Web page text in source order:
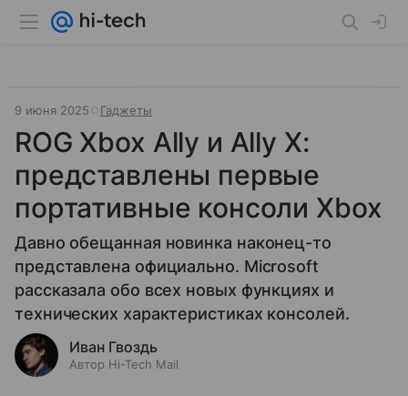
9 июня 2025 Гаджеты
ROG Xbox Ally и Ally X:
представлены первые
портативные консоли Xbox
Давно обещанная новинка наконец-то
представлена официально. Microsoft
рассказала обо всех новых функциях и
технических характеристиках консолей.
Иван Гвоздь
Автор Hi-Tech Mail